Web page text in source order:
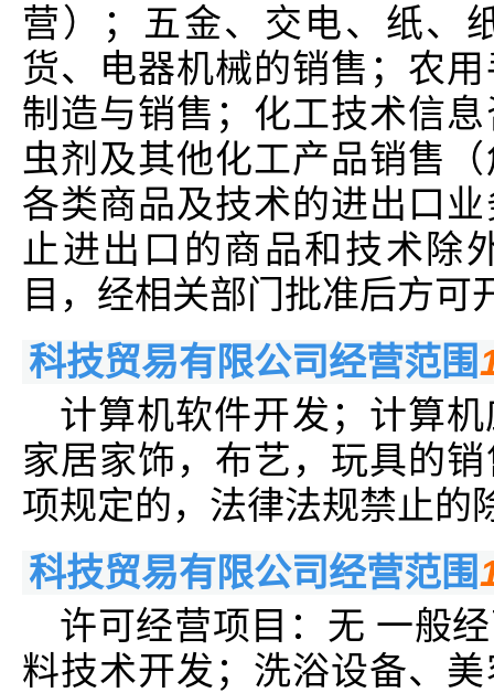
营）；五金、交电、纸、
货、电器机械的销售；农
制造与销售；化工技术信
虫剂及其他化工产品销售
各类商品及技术的进出口
止进出口的商品和技术除
目，经相关部门批准后方可
科技贸易有限公司经营范围
计算机软件开发；计算
家居家饰，布艺，玩具的
项规定的，法律法规禁止的
科技贸易有限公司经营范围
许可经营项目：无 一般
料技术开发；洗浴设备、